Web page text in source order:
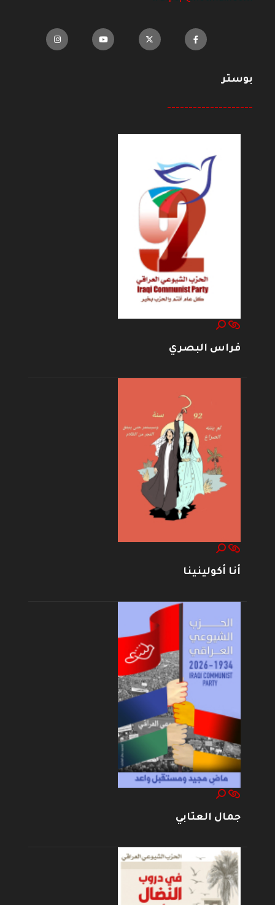
بوستر
--------------------
فراس البصري
أنا أكولينينا
جمال العتابي